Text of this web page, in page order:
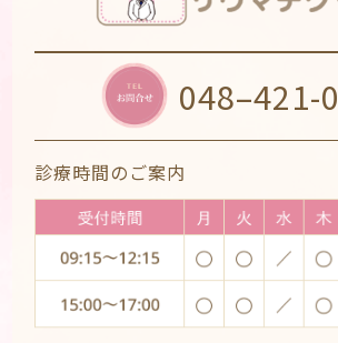
048–421-
診療時間のご案内